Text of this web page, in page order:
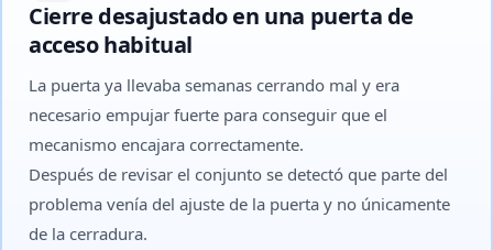
Cierre desajustado en una puerta de
acceso habitual
La puerta ya llevaba semanas cerrando mal y era
necesario empujar fuerte para conseguir que el
mecanismo encajara correctamente.
Después de revisar el conjunto se detectó que parte del
problema venía del ajuste de la puerta y no únicamente
de la cerradura.